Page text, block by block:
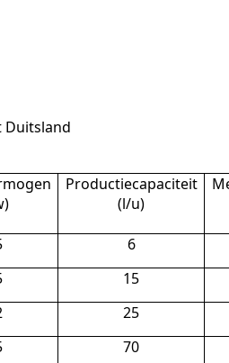
Duitsland
Productiecapaciteit
(l/u)
6
15
25
70